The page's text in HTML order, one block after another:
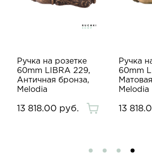
Ручка на розетке
60mm LIBRA 229,
Античная бронза,
Melodia
13 818.00 руб.
Ручка
60mm
Melodia
13